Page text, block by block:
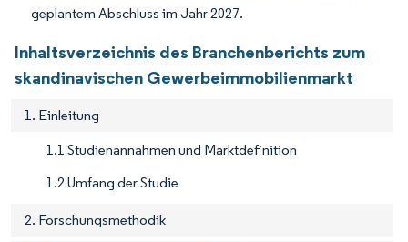
geplantem Abschluss im Jahr 2027.
Inhaltsverzeichnis des Branchenberichts zum
skandinavischen Gewerbeimmobilienmarkt
1. Einleitung
1.1 Studienannahmen und Marktdefinition
1.2 Umfang der Studie
2. Forschungsmethodik